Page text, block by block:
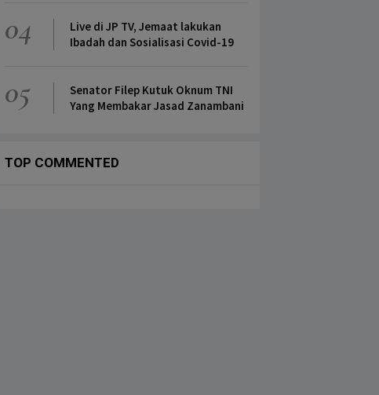
04
Live di JP TV, Jemaat lakukan
Ibadah dan Sosialisasi Covid-19
05
Senator Filep Kutuk Oknum TNI
Yang Membakar Jasad Zanambani
TOP COMMENTED